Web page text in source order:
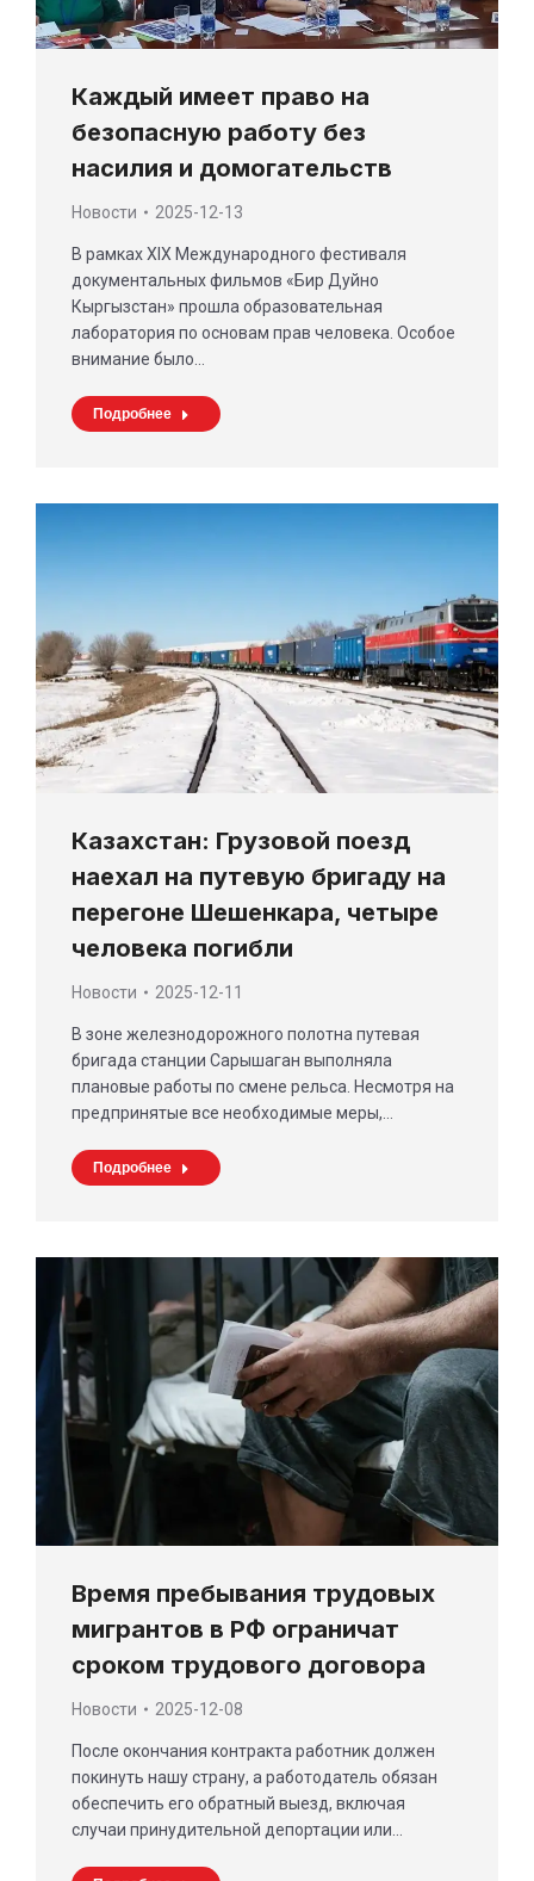
Каждый имеет право на
безопасную работу без
насилия и домогательств
Новости 2025-12-13
В рамках XIX Международного фестиваля
документальных фильмов «Бир Дуйно
Кыргызстан» прошла образовательная
лаборатория по основам прав человека. Особое
внимание было…
Подробнее
Казахстан: Грузовой поезд
наехал на путевую бригаду на
перегоне Шешенкара, четыре
человека погибли
Новости 2025-12-11
В зоне железнодорожного полотна путевая
бригада станции Сарышаган выполняла
плановые работы по смене рельса. Несмотря на
предпринятые все необходимые меры,…
Подробнее
Время пребывания трудовых
мигрантов в РФ ограничат
сроком трудового договора
Новости 2025-12-08
После окончания контракта работник должен
покинуть нашу страну, а работодатель обязан
обеспечить его обратный выезд, включая
случаи принудительной депортации или…